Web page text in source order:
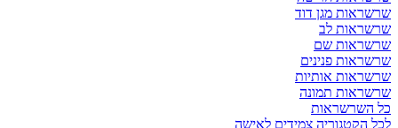
שרשראות מגן דוד
שרשראות לב
שרשראות שם
שרשראות פנינים
שרשראות אותיות
שרשראות תמונה
כל השרשראות
לכל הקטגוריה צמידים לאישה